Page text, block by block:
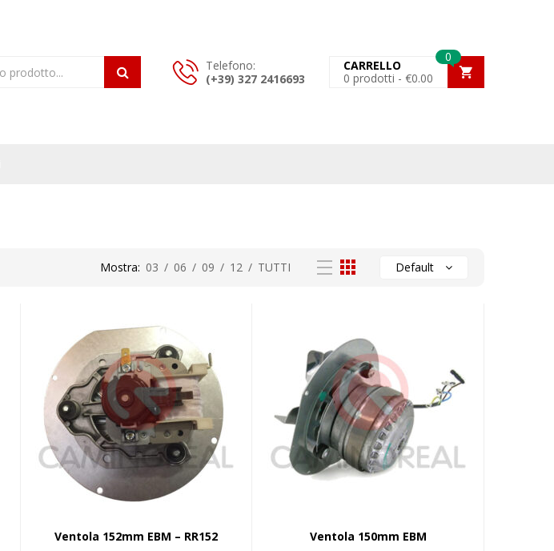
Telefono:
(+39) 327 2416693
0
CARRELLO
0 prodotti - €0.00
Mostra: 03 / 06 / 09 / 12 / TUTTI Default
Aggiungi al carrello
Ventola 152mm EBM – RR152 Aggiungi al carrello
Ventola 150mm EBM